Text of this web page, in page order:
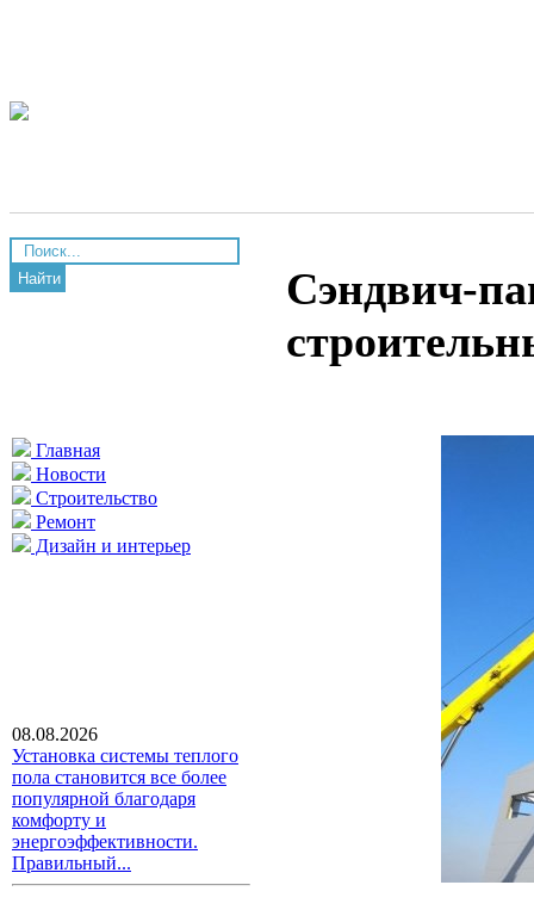
Найти
Главная
Новости
Строительство
Ремонт
Дизайн и интерьер
08.08.2026
Установка системы теплого
пола становится все более
популярной благодаря
комфорту и
энергоэффективности.
Правильный...
Сэндвич-